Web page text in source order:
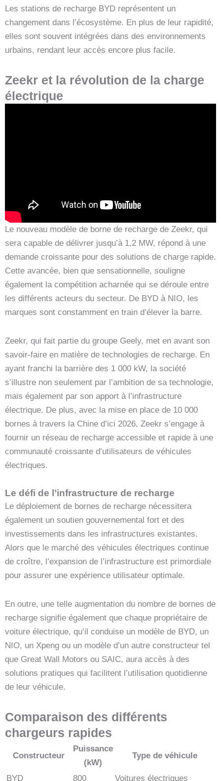
Les stations de recharge BYD représentent un
changement dans l’écosystème. En plus de leur rapidité,
elles sont souvent intégrées dans des environnements
urbains, rendant leur accès encore plus facile.
Zeekr et la révolution de la charge
électrique
Le nouveau modèle de borne de recharge de Zeekr, qui
sera capable de délivrer jusqu’à 1,2 MW, répond à une
demande croissante pour des solutions de charge rapide.
Cette avancée, bien que sensationnelle, souligne
également la compétition acharnée qui se déroule entre
les différents acteurs du secteur. De BYD à NIO, les
marques sont constamment en train d’élever la barre.
Zeekr, qui fait partie du groupe Geely, met en avant son
savoir-faire en matière de technologies de recharge. En
ayant franchi la barrière des 1 000 kW, la société
s’illustre non seulement par l’ambition de sa technologie,
mais également par son apport à l’infrastructure
électrique. De plus, avec la mise en place de 10 000
bornes à travers la Chine d’ici 2026, Zeekr s’engage à
fournir un réseau de recharge accessible et rapide à une
communauté croissante d’utilisateurs de véhicules
électriques.
Le défi de l’infrastructure de recharge
Le déploiement de bornes de recharge nécessitera
également un soutien gouvernemental fort et des
investissements dans les infrastructures existantes.
Alors que le marché des véhicules électriques continue
de croître, l’expansion de l’infrastructure est primordiale
pour assurer une expérience utilisateur optimale.
En outre, une telle augmentation du nombre de bornes de
recharge signifie également que chaque propriétaire de
voiture électrique, qu’il conduise un modèle de BYD, un
NIO, un Xpeng ou un modèle d’un autre constructeur tel
que Great Wall Motors ou SAIC, aura accès à des
solutions pratiques qui facilitent l’utilisation quotidienne
de leur véhicule.
Comparaison des différents
chargeurs rapides
Constructeur
Puissance
(kW)
Type de véhicule
BYD 800 Voitures électriques